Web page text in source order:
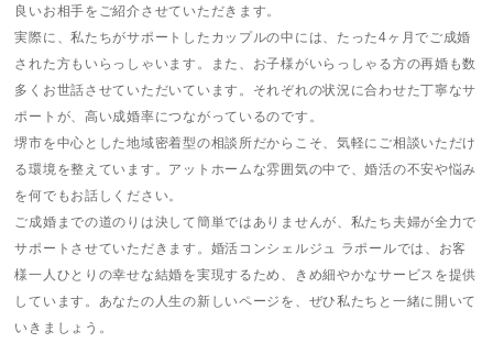
良いお相手をご紹介させていただきます。
実際に、私たちがサポートしたカップルの中には、たった4ヶ月でご成婚
された方もいらっしゃいます。また、お子様がいらっしゃる方の再婚も数
多くお世話させていただいています。それぞれの状況に合わせた丁寧なサ
ポートが、高い成婚率につながっているのです。
堺市を中心とした地域密着型の相談所だからこそ、気軽にご相談いただけ
る環境を整えています。アットホームな雰囲気の中で、婚活の不安や悩み
を何でもお話しください。
ご成婚までの道のりは決して簡単ではありませんが、私たち夫婦が全力で
サポートさせていただきます。婚活コンシェルジュ ラポールでは、お客
様一人ひとりの幸せな結婚を実現するため、きめ細やかなサービスを提供
しています。あなたの人生の新しいページを、ぜひ私たちと一緒に開いて
いきましょう。